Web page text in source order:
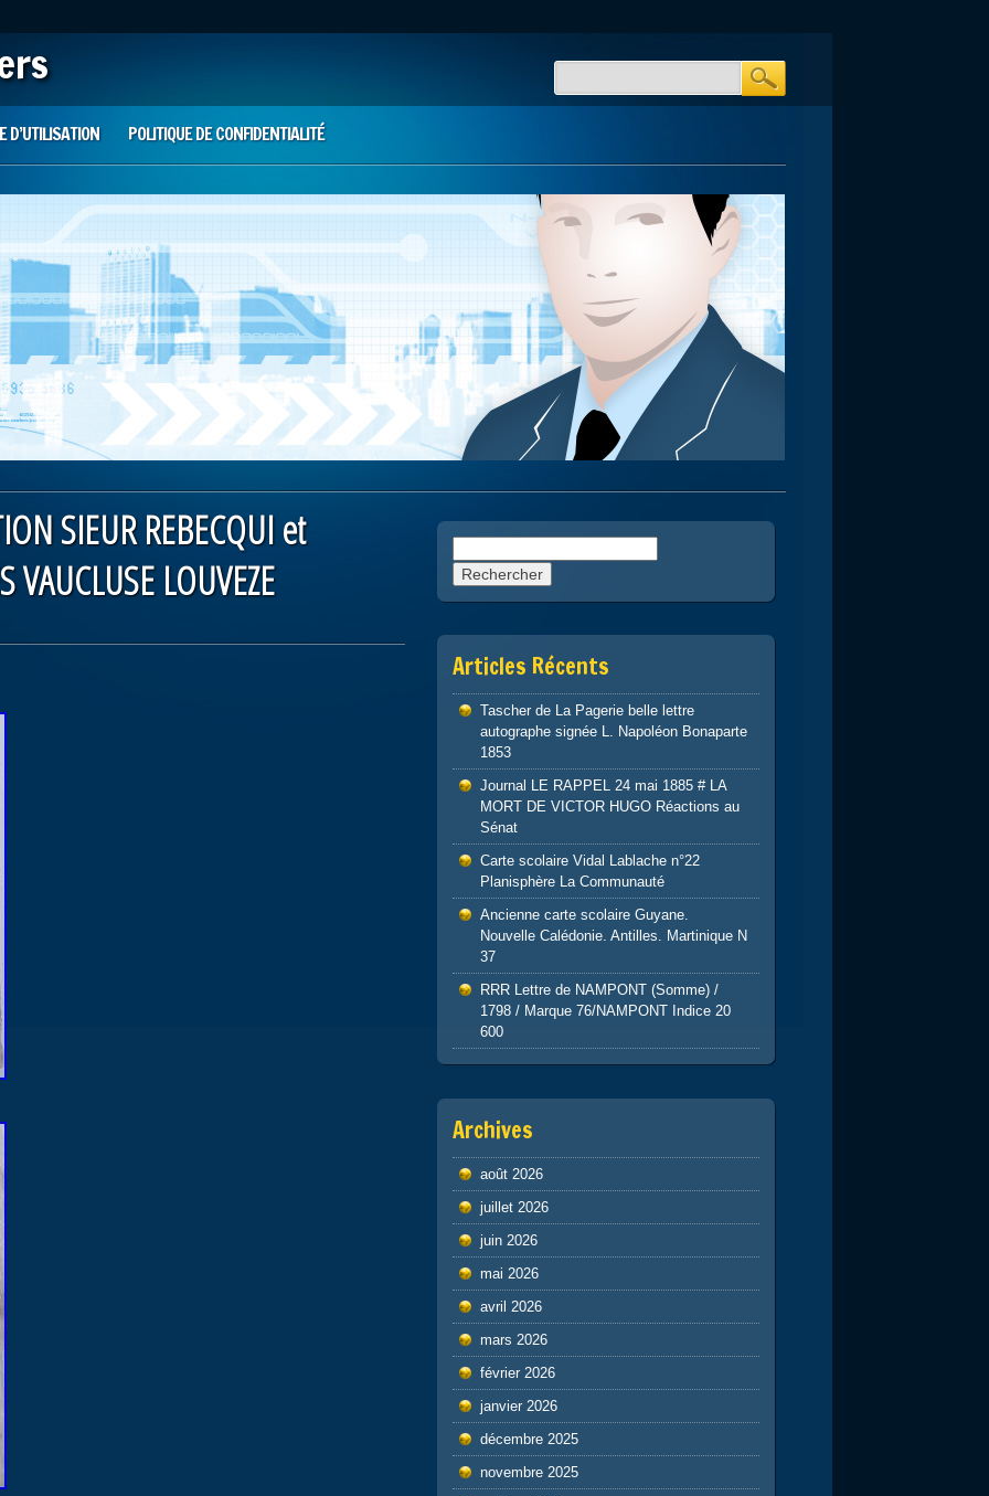
D’UTILISATION POLITIQUE DE CONFIDENTIALITÉ
SIEUR REBECQUI et
LOUVEZE
Articles Récents
Tascher de La Pagerie belle lettre
autographe signée L. Napoléon Bonaparte
1853
Journal LE RAPPEL 24 mai 1885 # LA
MORT DE VICTOR HUGO Réactions au
Sénat
Carte scolaire Vidal Lablache n°22
Planisphère La Communauté
Ancienne carte scolaire Guyane.
Nouvelle Calédonie. Antilles. Martinique N
37
RRR Lettre de NAMPONT (Somme) /
1798 / Marque 76/NAMPONT Indice 20
600
Archives
août 2026
juillet 2026
juin 2026
mai 2026
avril 2026
mars 2026
février 2026
janvier 2026
décembre 2025
novembre 2025